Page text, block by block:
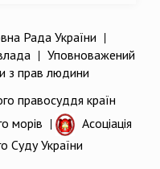
Рада України |
| Уповноважений
з прав людини
правосуддя країн
морів |
Асоціація
Суду України